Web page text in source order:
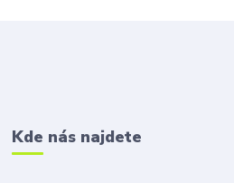
Kde nás najdete